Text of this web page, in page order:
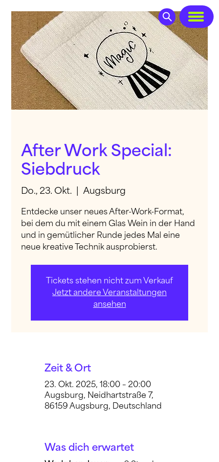
After Work Special:
Siebdruck
Do., 23. Okt.
  |
Augsburg
Entdecke unser neues After-Work-Format,
bei dem du mit einem Glas Wein in der Hand
und in gemütlicher Runde jedes Mal eine
neue kreative Technik ausprobierst.
Tickets stehen nicht zum Verkauf
Jetzt andere Veranstaltungen
ansehen
Zeit & Ort
23. Okt. 2025, 18:00 – 20:00
Augsburg, Neidhartstraße 7,
86159 Augsburg, Deutschland
Was dich erwartet